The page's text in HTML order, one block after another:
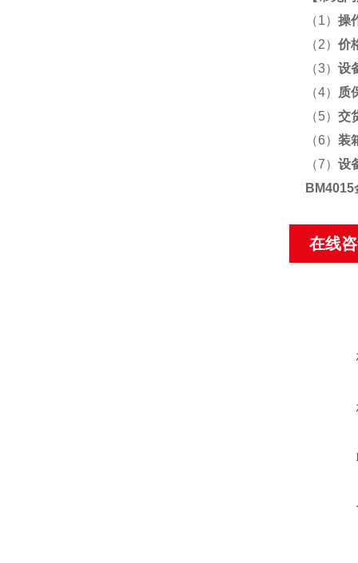
（1） 操
（2） 价
（3） 设
（4）
质
（5） 交
（6） 装
（7） 设
BM4015
在线